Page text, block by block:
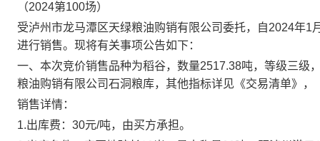
（2024第100场）
受泸州市龙马潭区天绿粮油购销有限公司委托， 自2024年1
进行销售。现将有关事项公告如下：
一、 本次竞价销售品种为稻谷，数量2517.38吨， 等级三级
粮油购销有限公司石洞粮库， 其他指标详见《交易清单》，
销售详情：
1.出库费： 30元/吨，由买方承担。